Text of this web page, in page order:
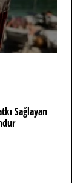
Sağlayan